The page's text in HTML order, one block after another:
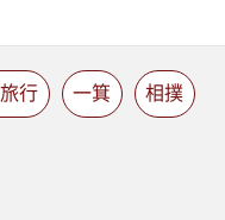
行 一箕 相撲